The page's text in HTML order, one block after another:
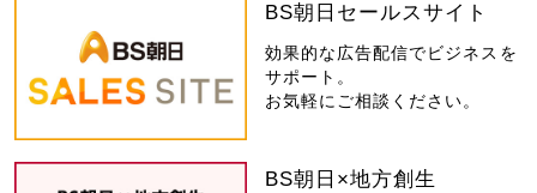
BS朝日セールスサイト
効果的な広告配信でビジネスを
サポート。
お気軽にご相談ください。
BS朝日×地方創生